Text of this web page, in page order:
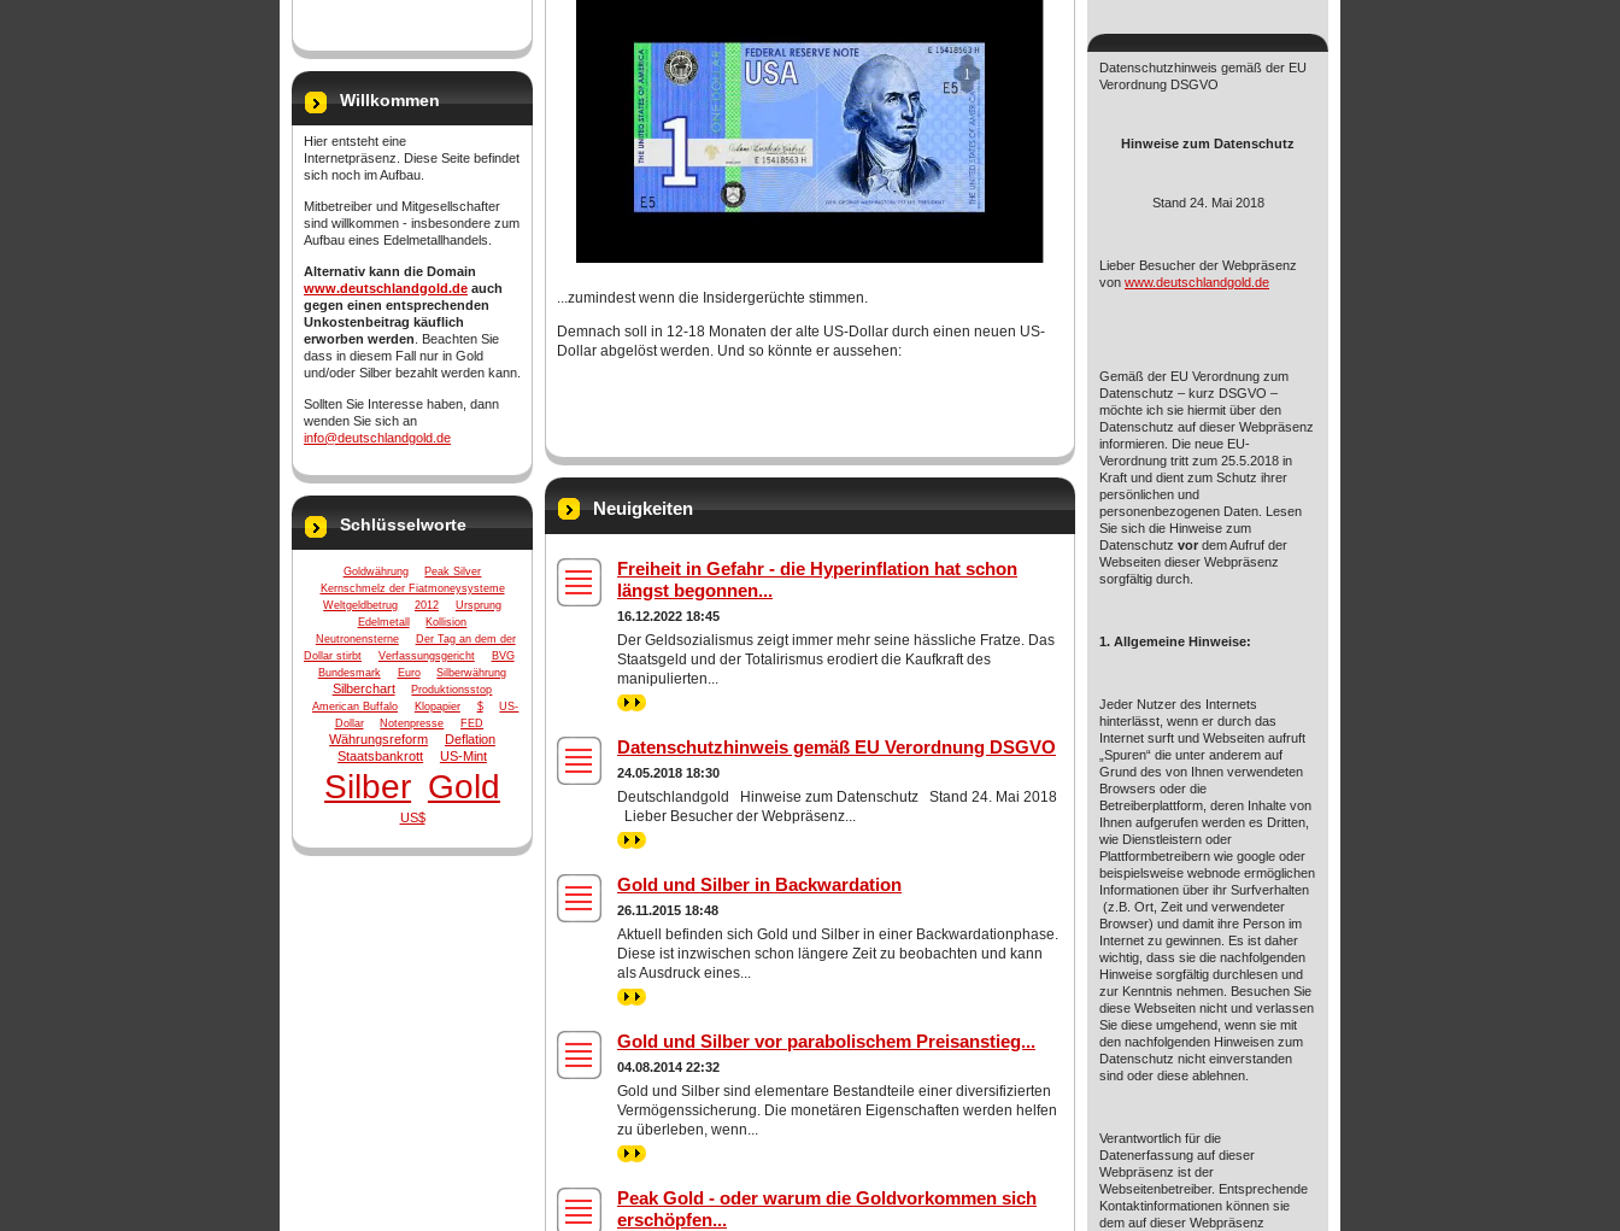
...zumindest wenn die Insidergerüchte stimmen.
Demnach soll in 12-18 Monaten der alte US-Dollar durch einen neuen US-
Dollar abgelöst werden. Und so könnte er aussehen:
Neuigkeiten
Freiheit in Gefahr - die Hyperinflation hat schon
längst begonnen...
16.12.2022 18:45
Der Geldsozialismus zeigt immer mehr seine hässliche Fratze. Das
Staatsgeld und der Totalirismus erodiert die Kaufkraft des
manipulierten...
>>
Datenschutzhinweis gemäß EU Verordnung DSGVO
24.05.2018 18:30
Deutschlandgold Hinweise zum Datenschutz Stand 24. Mai 2018
Lieber Besucher der Webpräsenz...
>>
Gold und Silber in Backwardation
26.11.2015 18:48
Aktuell befinden sich Gold und Silber in einer Backwardationphase.
Diese ist inzwischen schon längere Zeit zu beobachten und kann
als Ausdruck eines...
>>
Gold und Silber vor parabolischem Preisanstieg...
04.08.2014 22:32
Gold und Silber sind elementare Bestandteile einer diversifizierten
Vermögenssicherung. Die monetären Eigenschaften werden helfen
zu überleben, wenn...
>>
Peak Gold - oder warum die Goldvorkommen sich
erschöpfen...
Willkommen
Hier entsteht eine
Internetpräsenz. Diese Seite befindet
sich noch im Aufbau.
Mitbetreiber und Mitgesellschafter
sind willkommen - insbesondere zum
Aufbau eines Edelmetallhandels.
Alternativ kann die Domain
www.deutschlandgold.de auch
gegen einen entsprechenden
Unkostenbeitrag käuflich
erworben werden . Beachten Sie
dass in diesem Fall nur in Gold
und/oder Silber bezahlt werden kann.
Sollten Sie Interesse haben, dann
wenden Sie sich an
info@deutschlandgold.de
Schlüsselworte
Goldwährung
Peak Silver
Kernschmelz der Fiatmoneysysteme
Weltgeldbetrug
2012
Ursprung
Edelmetall
Kollision
Neutronensterne
Der Tag an dem der
Dollar stirbt
Verfassungsgericht
BVG
Bundesmark
Euro Silberwährung
Silberchart
Produktionsstop
American Buffalo
Klopapier $
US-
Dollar
Notenpresse FED
Währungsreform
Deflation
Staatsbankrott
US-Mint
Silber Gold
US$
Datenschutzhinweis gemäß der EU
Verordnung DSGVO
Hinweise zum Datenschutz
Stand 24. Mai 2018
Lieber Besucher der Webpräsenz
von www.deutschlandgold.de
Gemäß der EU Verordnung zum
Datenschutz – kurz DSGVO –
möchte ich sie hiermit über den
Datenschutz auf dieser Webpräsenz
informieren. Die neue EU-
Verordnung tritt zum 25.5.2018 in
Kraft und dient zum Schutz ihrer
persönlichen und
personenbezogenen Daten. Lesen
Sie sich die Hinweise zum
Datenschutz vor dem Aufruf der
Webseiten dieser Webpräsenz
sorgfältig durch.
1. Allgemeine Hinweise:
Jeder Nutzer des Internets
hinterlässt, wenn er durch das
Internet surft und Webseiten aufruft
„Spuren“ die unter anderem auf
Grund des von Ihnen verwendeten
Browsers oder die
Betreiberplattform, deren Inhalte von
Ihnen aufgerufen werden es Dritten,
wie Dienstleistern oder
Plattformbetreibern wie google oder
beispielsweise webnode ermöglichen
Informationen über ihr Surfverhalten
(z.B. Ort, Zeit und verwendeter
Browser) und damit ihre Person im
Internet zu gewinnen. Es ist daher
wichtig, dass sie die nachfolgenden
Hinweise sorgfältig durchlesen und
zur Kenntnis nehmen. Besuchen Sie
diese Webseiten nicht und verlassen
Sie diese umgehend, wenn sie mit
den nachfolgenden Hinweisen zum
Datenschutz nicht einverstanden
sind oder diese ablehnen.
Verantwortlich für die
Datenerfassung auf dieser
Webpräsenz ist der
Webseitenbetreiber. Entsprechende
Kontaktinformationen können sie
dem auf dieser Webpräsenz